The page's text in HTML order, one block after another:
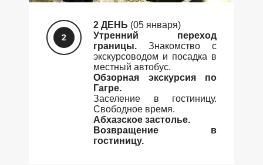
2 ДЕНЬ (05 января)
Утренний переход
границы. Знакомство с
экскурсоводом и посадка в
местный автобус.
Обзорная экскурсия по
Гагре.
Заселение в гостиницу.
Свободное время.
Абхазское застолье.
Возвращение в
гостиницу.